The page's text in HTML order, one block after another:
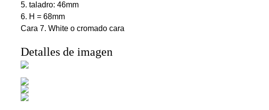
5. taladro: 46mm
6. H = 68mm
Cara 7. White o cromado cara
Detalles de imagen